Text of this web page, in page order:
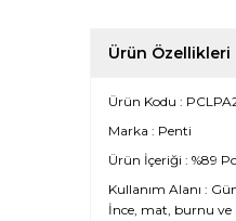
Ürün Özellikleri
Ürün Kodu :
Marka : Penti
Ürün İçeriği : %89
Kullanım Alanı :
İnce, mat, burnu ve